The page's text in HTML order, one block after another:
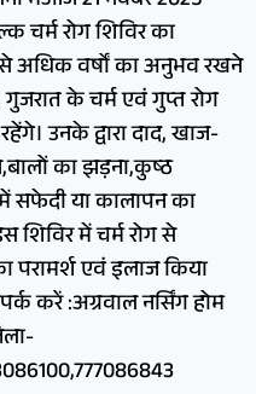
चर्म रोग शिविर का
अधिक वर्षों का अनुभव रखने
के चर्म एवं गुप्त रोग
उनके द्वारा दाद, खाज-
का झड़ना,कुष्ठ
सफेदी या कालापन का
शिविर में चर्म रोग से
परामर्श एवं इलाज किया
करें :अग्रवाल नर्सिंग होम